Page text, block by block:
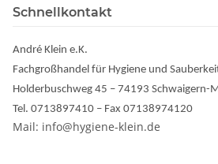
Schnellkontakt
André Klein e.K.
Fachgroßhandel für Hygiene und
Holderbuschweg 45 – 74193 Schwaigern-
Tel. 0713897410 – Fax 07138974120
Mail: info@hygiene-klein.de